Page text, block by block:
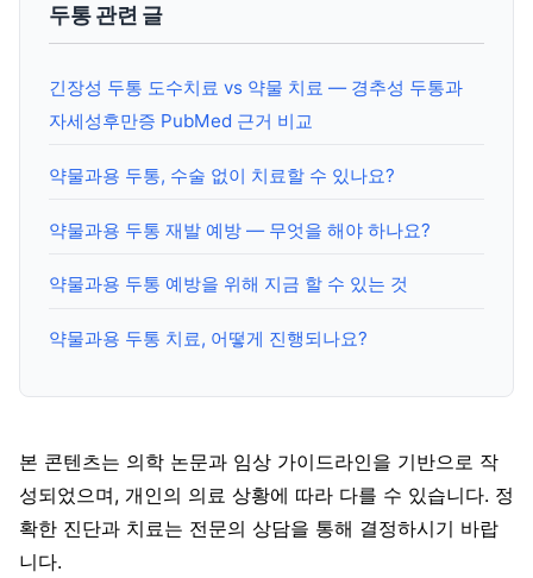
두통 관련 글
긴장성 두통 도수치료 vs 약물 치료 — 경추성 두통과
자세성후만증 PubMed 근거 비교
약물과용 두통, 수술 없이 치료할 수 있나요?
약물과용 두통 재발 예방 — 무엇을 해야 하나요?
약물과용 두통 예방을 위해 지금 할 수 있는 것
약물과용 두통 치료, 어떻게 진행되나요?
본 콘텐츠는 의학 논문과 임상 가이드라인을 기반으로 작
성되었으며, 개인의 의료 상황에 따라 다를 수 있습니다. 정
확한 진단과 치료는 전문의 상담을 통해 결정하시기 바랍
니다.